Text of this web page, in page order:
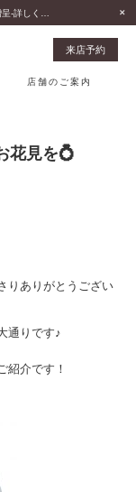
来店予約
店舗のご案内
花見を💍
りありがとうござい
通りです♪
紹介です！